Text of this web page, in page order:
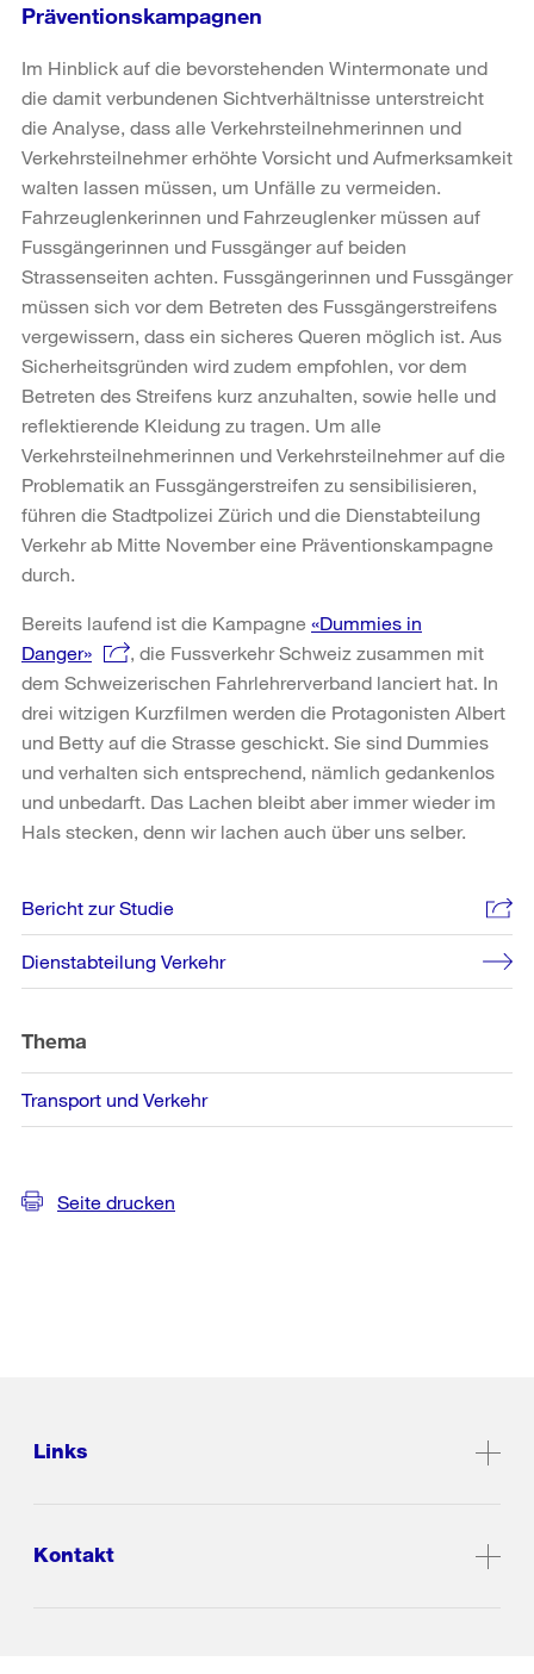
Präventionskampagnen
Im Hinblick auf die bevorstehenden Wintermonate und
die damit verbundenen Sichtverhältnisse unterstreicht
die Analyse, dass alle Verkehrsteilnehmerinnen und
Verkehrsteilnehmer erhöhte Vorsicht und Aufmerksamkeit
walten lassen müssen, um Unfälle zu vermeiden.
Fahrzeuglenkerinnen und Fahrzeuglenker müssen auf
Fussgängerinnen und Fussgänger auf beiden
Strassenseiten achten. Fussgängerinnen und Fussgänger
müssen sich vor dem Betreten des Fussgängerstreifens
vergewissern, dass ein sicheres Queren möglich ist. Aus
Sicherheitsgründen wird zudem empfohlen, vor dem
Betreten des Streifens kurz anzuhalten, sowie helle und
reflektierende Kleidung zu tragen. Um alle
Verkehrsteilnehmerinnen und Verkehrsteilnehmer auf die
Problematik an Fussgängerstreifen zu sensibilisieren,
führen die Stadtpolizei Zürich und die Dienstabteilung
Verkehr ab Mitte November eine Präventionskampagne
durch.
Bereits laufend ist die Kampagne «Dummies in
Danger»
, die Fussverkehr Schweiz zusammen mit
dem Schweizerischen Fahrlehrerverband lanciert hat. In
drei witzigen Kurzfilmen werden die Protagonisten Albert
und Betty auf die Strasse geschickt. Sie sind Dummies
und verhalten sich entsprechend, nämlich gedankenlos
und unbedarft. Das Lachen bleibt aber immer wieder im
Hals stecken, denn wir lachen auch über uns selber.
Weitere
Informationen
Bericht zur Studie
Dienstabteilung Verkehr
Thema
Transport und Verkehr
Seite drucken
Links
Kontakt